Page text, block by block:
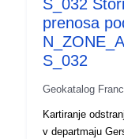
urbanizirane
S_032
prenosa
S_032
Geokatalog
Kartiranje
v departmaju